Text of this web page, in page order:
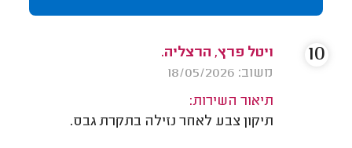
ויטל פרץ, הרצליה.
משוב: 18/05/2026
תיאור השירות:
תיקון צבע לאחר נזילה בתקרת גבס.
10